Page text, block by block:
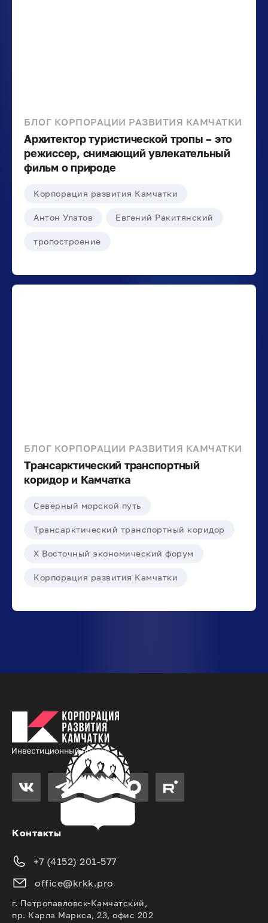
БЛОГ КОРПОРАЦИИ РАЗВИТИЯ КАМЧАТКИ
Архитектор туристической тропы – это
режиссер, снимающий увлекательный
фильм о природе
Корпорация развития Камчатки
Антон Улатов Евгений Ракитянский
тропостроение
БЛОГ КОРПОРАЦИИ РАЗВИТИЯ КАМЧАТКИ
Трансарктический транспортный
коридор и Камчатка
Северный морской путь
Трансарктический транспортный коридор
X Восточный экономический форум
Корпорация развития Камчатки
Контакты
+7 (4152) 201-577
office@krkk.pro
г. Петропавловск-Камчатский,
пр. Карла Маркса, 23, офис 202